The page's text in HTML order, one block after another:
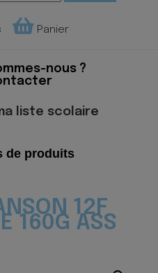
Panier
nous ?
liste scolaire
de produits
12F
160G ASS